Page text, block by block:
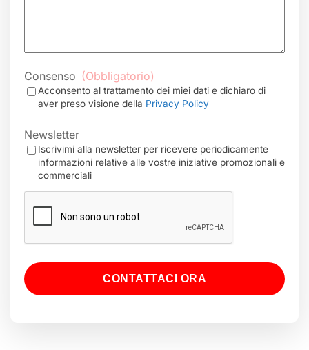
Consenso (Obbligatorio)
Acconsento al trattamento dei miei dati e dichiaro di
aver preso visione della Privacy Policy
Newsletter
Iscrivimi alla newsletter per ricevere periodicamente
informazioni relative alle vostre iniziative promozionali e
commerciali
CONTATTACI ORA